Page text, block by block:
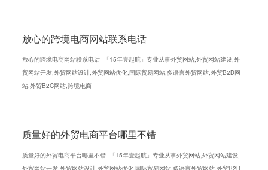
放心的跨境电商网站联系电话
放心的跨境电商网站联系电话 「15年壹起航」专业从事外贸网站,外贸网站建设,外
贸网站开发,外贸网站设计,外贸网站优化,国际贸易网站,多语言外贸网站,外贸B2B网
站,外贸B2C网站,跨境电商
质量好的外贸电商平台哪里不错
质量好的外贸电商平台哪里不错 「15年壹起航」专业从事外贸网站,外贸网站建设,
外贸网站开发,外贸网站设计,外贸网站优化,国际贸易网站,多语言外贸网站,外贸B2B